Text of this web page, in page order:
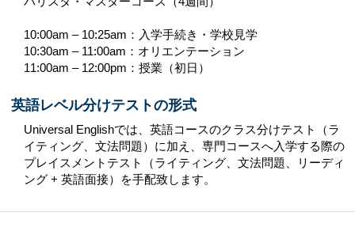
10:00am – 10:25am：入学手続き・学校見学
10:30am – 11:00am：オリエンテーション
11:00am – 12:00pm：授業（初日）
英語レベル分けテストの形式
Universal Englishでは、英語コースのクラス分けテスト（ラ
イティング、文法問題）に加え、専門コースへ入学する際の
プレイスメントテスト（ライティング、文法問題、リーディ
ング + 英語面接）を手配致します。